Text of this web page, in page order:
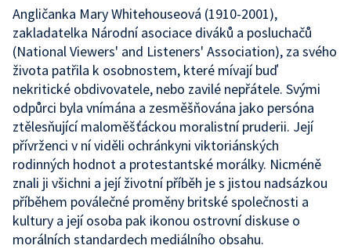
Angličanka Mary Whitehouseová (1910-2001),
zakladatelka Národní asociace diváků a posluchačů
(National Viewers' and Listeners' Association), za svého
života patřila k osobnostem, které mívají buď
nekritické obdivovatele, nebo zavilé nepřátele. Svými
odpůrci byla vnímána a zesměšňována jako persóna
ztělesňující maloměšťáckou moralistní pruderii. Její
přívrženci v ní viděli ochránkyni viktoriánských
rodinných hodnot a protestantské morálky. Nicméně
znali ji všichni a její životní příběh je s jistou nadsázkou
příběhem poválečné proměny britské společnosti a
kultury a její osoba pak ikonou ostrovní diskuse o
morálních standardech mediálního obsahu.